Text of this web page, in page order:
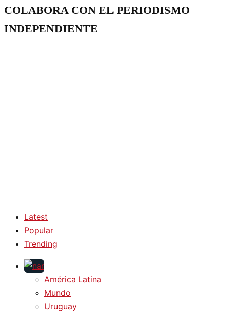
COLABORA CON EL PERIODISMO
INDEPENDIENTE
Latest
Popular
Trending
América Latina
Mundo
Uruguay